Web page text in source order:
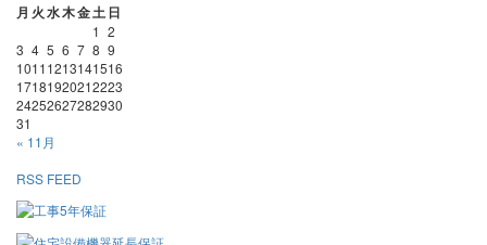
月 火水木金土 日
1 2
3 4 5 6 7 8 9
10111213141516
17181920212223
24252627282930
31
« 11月
RSS FEED